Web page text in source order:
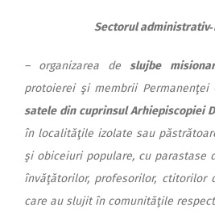
Sectorul
– organizarea deslujbe
protoierei şi membrii Permanenţei
satele din cuprinsul Arhiepiscopiei
în localităţile izolate sau
şi obiceiuri populare, cu parastase
învăţătorilor, profesorilor, ctitorilor
care au slujit în comunităţile